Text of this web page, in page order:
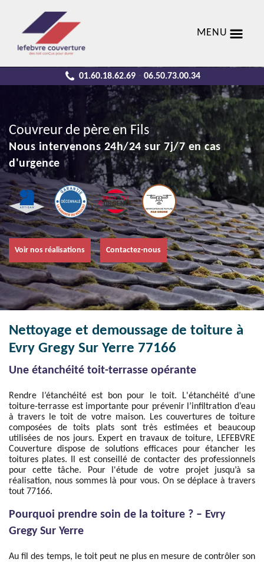
MENU
01.60.18.62.69 - 06.50.73.00.34
Couvreur de père en Fils
Nous intervenons 24h/24 sur 7j/7 en cas
d'urgence
Voir nos réalisations Contactez-nous
Nettoyage et demoussage de toiture à
Evry Gregy Sur Yerre 77166
Une étanchéité toit-terrasse opérante
Rendre l’étanchéité est bon pour le toit. L'étanchéité d’une
toiture-terrasse est importante pour prévenir l’infiltration d’eau
à travers le toit de votre maison. Les couvertures de toiture
composées de toits plats sont très estimées et beaucoup
utilisées de nos jours. Expert en travaux de toiture, LEFEBVRE
Couverture dispose de solutions efficaces pour étancher les
toitures plates. Il est conseillé de contacter des professionnels
pour cette tâche. Pour l'étude de votre projet jusqu’à sa
réalisation, nous sommes là pour vous. On se déplace à travers
tout 77166.
Pourquoi prendre soin de la toiture ? – Evry
Gregy Sur Yerre
Au fil des temps, le toit peut ne plus en mesure de contrôler son